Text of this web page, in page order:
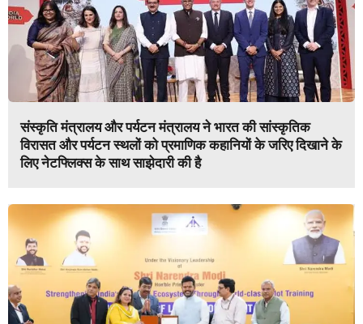
संस्कृति मंत्रालय और पर्यटन मंत्रालय ने भारत की सांस्कृतिक
विरासत और पर्यटन स्थलों को प्रमाणिक कहानियों के जरिए दिखाने के
लिए नेटफ्लिक्स के साथ साझेदारी की है